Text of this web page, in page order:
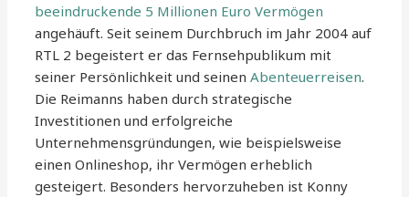
beeindruckende 5 Millionen Euro Vermögen
angehäuft. Seit seinem Durchbruch im Jahr 2004 auf
RTL 2 begeistert er das Fernsehpublikum mit
seiner Persönlichkeit und seinenAbenteuerreisen.
Die Reimanns haben durch strategische
Investitionen und erfolgreiche
Unternehmensgründungen, wie beispielsweise
einen Onlineshop, ihr Vermögen erheblich
gesteigert. Besonders hervorzuheben ist Konny